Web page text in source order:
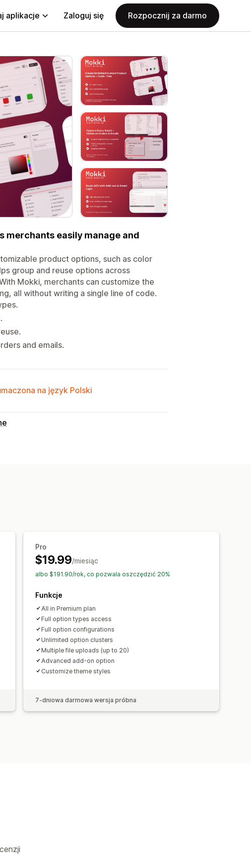
aplikacje Zaloguj się Rozpocznij za darmo
merchants easily manage and
product options, such as color
group and reuse options across
Mokki, merchants can customize the
all without writing a single line of code.
and emails.
na język Polski
Pro
$19.99/miesiąc
albo $191.90/rok, co pozwala oszczędzić 20%
Funkcje
All in Premium plan
Full option types access
Full option configurations
Unlimited option clusters
Multiple file uploads (up to 20)
Advanced add-on option
Customize theme styles
7-dniowa darmowa wersja próbna